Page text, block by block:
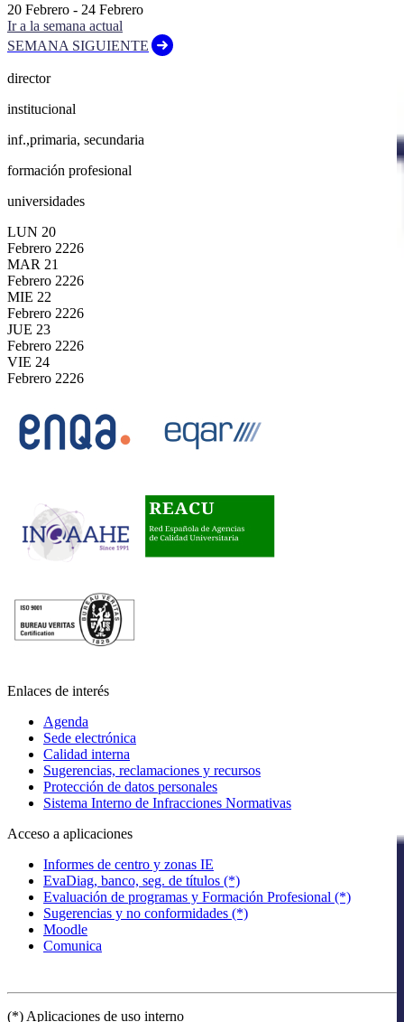
20 Febrero - 24 Febrero
Ir a la semana actual
SEMANA SIGUIENTE
director
institucional
inf.,primaria, secundaria
formación profesional
universidades
LUN 20
Febrero 2226
MAR 21
Febrero 2226
MIE 22
Febrero 2226
JUE 23
Febrero 2226
VIE 24
Febrero 2226
Enlaces de interés
Agenda
Sede electrónica
Calidad interna
Sugerencias, reclamaciones y recursos
Protección de datos personales
Sistema Interno de Infracciones Normativas
Acceso a aplicaciones
Informes de centro y zonas IE
EvaDiag, banco, seg. de títulos (*)
Evaluación de programas y Formación Profesional (*)
Sugerencias y no conformidades (*)
Moodle
Comunica
(*) Aplicaciones de uso interno